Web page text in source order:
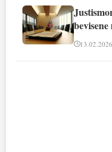
13.02.2026